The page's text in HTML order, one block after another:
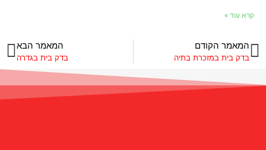
קרא עוד »
המאמר הקודם
בדק בית במזכרת בתיה
המאמר הבא
בדק בית בגדרה